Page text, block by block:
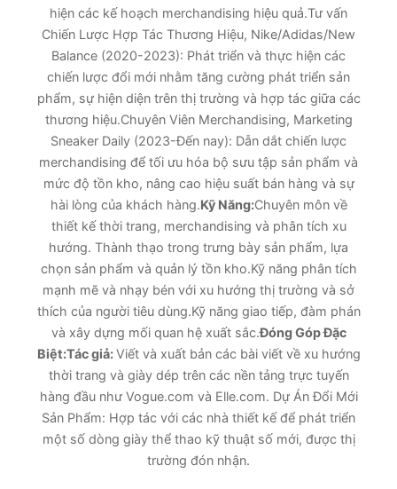
hiện các kế hoạch merchandising hiệu quả.Tư vấn
Chiến Lược Hợp Tác Thương Hiệu, Nike/Adidas/New
Balance (2020-2023): Phát triển và thực hiện các
chiến lược đổi mới nhằm tăng cường phát triển sản
phẩm, sự hiện diện trên thị trường và hợp tác giữa các
thương hiệu.Chuyên Viên Merchandising, Marketing
Sneaker Daily (2023-Đến nay): Dẫn dắt chiến lược
merchandising để tối ưu hóa bộ sưu tập sản phẩm và
mức độ tồn kho, nâng cao hiệu suất bán hàng và sự
hài lòng của khách hàng.Kỹ Năng:Chuyên môn về
thiết kế thời trang, merchandising và phân tích xu
hướng. Thành thạo trong trưng bày sản phẩm, lựa
chọn sản phẩm và quản lý tồn kho.Kỹ năng phân tích
mạnh mẽ và nhạy bén với xu hướng thị trường và sở
thích của người tiêu dùng.Kỹ năng giao tiếp, đàm phán
và xây dựng mối quan hệ xuất sắc.Đóng Góp Đặc
Biệt:Tác giả:Viết và xuất bản các bài viết về xu hướng
thời trang và giày dép trên các nền tảng trực tuyến
hàng đầu như Vogue.com và Elle.com. Dự Án Đổi Mới
Sản Phẩm: Hợp tác với các nhà thiết kế để phát triển
một số dòng giày thể thao kỹ thuật số mới, được thị
trường đón nhận.